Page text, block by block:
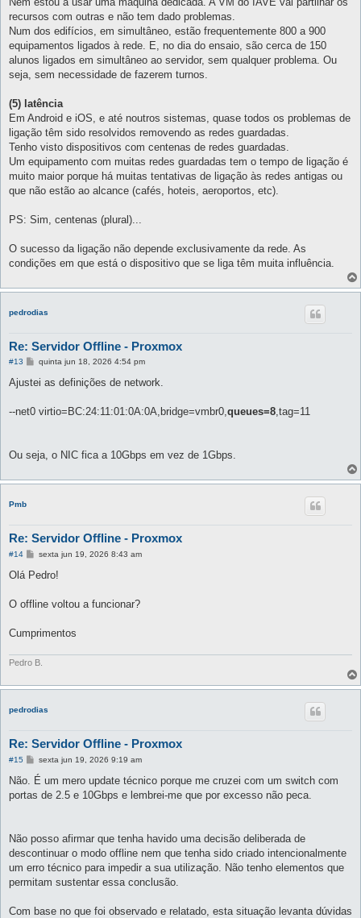
recursos com outras e não tem dado problemas.
Num dos edifícios, em simultâneo, estão frequentemente 800 a 900
equipamentos ligados à rede. E, no dia do ensaio, são cerca de 150
alunos ligados em simultâneo ao servidor, sem qualquer problema. Ou
seja, sem necessidade de fazerem turnos.
(5) latência
Em Android e iOS, e até noutros sistemas, quase todos os problemas de
ligação têm sido resolvidos removendo as redes guardadas.
Tenho visto dispositivos com centenas de redes guardadas.
Um equipamento com muitas redes guardadas tem o tempo de ligação é
muito maior porque há muitas tentativas de ligação às redes antigas ou
que não estão ao alcance (cafés, hoteis, aeroportos, etc).
PS: Sim, centenas (plural)...
O sucesso da ligação não depende exclusivamente da rede. As
condições em que está o dispositivo que se liga têm muita influência.
pedrodias
Re: Servidor Offline - Proxmox
#13
M
n
g
quinta jun 18, 2026 4:54 pm
Ajustei as definições de network.
--net0 virtio=BC:24:11:01:0A:0A,bridge=vmbr0,queues=8,tag=11
Ou seja, o NIC fica a 10Gbps em vez de 1Gbps.
Pmb
Re: Servidor Offline - Proxmox
#14
M
n
g
sexta jun 19, 2026 8:43 am
Olá Pedro!
O offline voltou a funcionar?
Cumprimentos
Pedro B.
pedrodias
Re: Servidor Offline - Proxmox
#15
M
n
a
sexta jun 19, 2026 9:19 am
Não. É um mero update técnico porque me cruzei com um switch com
portas de 2.5 e 10Gbps e lembrei-me que por excesso não peca.
Não posso afirmar que tenha havido uma decisão deliberada de
descontinuar o modo offline nem que tenha sido criado intencionalmente
um erro técnico para impedir a sua utilização. Não tenho elementos que
permitam sustentar essa conclusão.
Com base no que foi observado e relatado, esta situação levanta dúvidas